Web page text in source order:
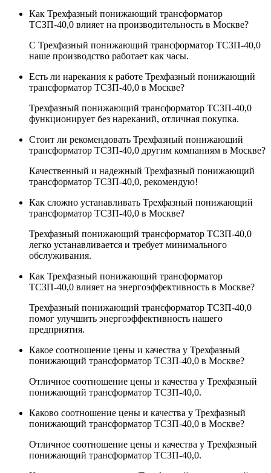
Как Трехфазный понижающий трансформатор
ТСЗП-40,0 влияет на производительность в Москве?
С Трехфазный понижающий трансформатор ТСЗП-40,0
наше производство работает как часы.
Есть ли нарекания к работе Трехфазный понижающий
трансформатор ТСЗП-40,0 в Москве?
Трехфазный понижающий трансформатор ТСЗП-40,0
функционирует без нареканий, отличная покупка.
Стоит ли рекомендовать Трехфазный понижающий
трансформатор ТСЗП-40,0 другим компаниям в Москве?
Качественный и надежный Трехфазный понижающий
трансформатор ТСЗП-40,0, рекомендую!
Как сложно устанавливать Трехфазный понижающий
трансформатор ТСЗП-40,0 в Москве?
Трехфазный понижающий трансформатор ТСЗП-40,0
легко устанавливается и требует минимального
обслуживания.
Как Трехфазный понижающий трансформатор
ТСЗП-40,0 влияет на энергоэффективность в Москве?
Трехфазный понижающий трансформатор ТСЗП-40,0
помог улучшить энергоэффективность нашего
предприятия.
Какое соотношение цены и качества у Трехфазный
понижающий трансформатор ТСЗП-40,0 в Москве?
Отличное соотношение цены и качества у Трехфазный
понижающий трансформатор ТСЗП-40,0.
Каково соотношение цены и качества у Трехфазный
понижающий трансформатор ТСЗП-40,0 в Москве?
Отличное соотношение цены и качества у Трехфазный
понижающий трансформатор ТСЗП-40,0.